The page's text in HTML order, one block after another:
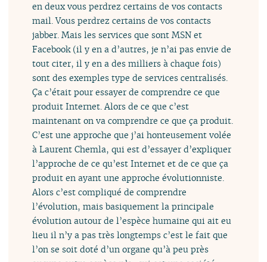
en deux vous perdrez certains de vos contacts
mail. Vous perdrez certains de vos contacts
jabber. Mais les services que sont MSN et
Facebook (il y en a d’autres, je n’ai pas envie de
tout citer, il y en a des milliers à chaque fois)
sont des exemples type de services centralisés.
Ça c’était pour essayer de comprendre ce que
produit Internet. Alors de ce que c’est
maintenant on va comprendre ce que ça produit.
C’est une approche que j’ai honteusement volée
à Laurent Chemla, qui est d’essayer d’expliquer
l’approche de ce qu’est Internet et de ce que ça
produit en ayant une approche évolutionniste.
Alors c’est compliqué de comprendre
l’évolution, mais basiquement la principale
évolution autour de l’espèce humaine qui ait eu
lieu il n’y a pas très longtemps c’est le fait que
l’on se soit doté d’un organe qu’à peu près